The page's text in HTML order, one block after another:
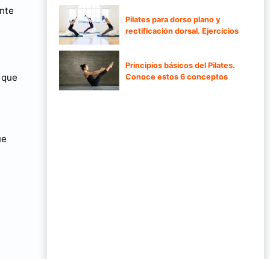
Pilates para dorso plano y
rectificación dorsal. Ejercicios
Principios básicos del Pilates.
Conoce estos 6 conceptos